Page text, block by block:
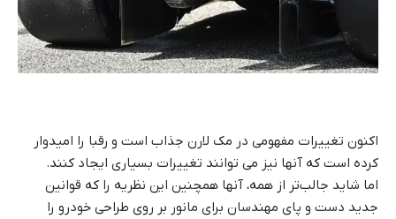
اکنون تغییرات مفهومی در مک لارن جذاب است و رقبا را امیدوار
کرده است که آنها نیز می توانند تغییرات بسیاری ایجاد کنند.
اما شاید جالب‌تر از همه، آنها همچنین این نظریه را که قوانین
جدید دست و پای مهندسان برای مانور بر روی طراحی خودرو را